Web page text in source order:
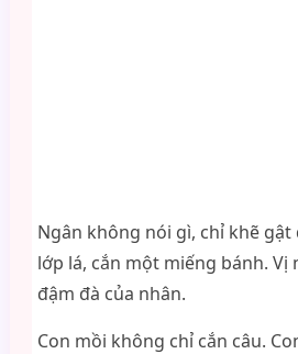
Ngân không nói gì, chỉ khẽ
lớp lá, cắn một miếng bánh. Vị
đậm đà của nhân.
Con mồi không chỉ cắn câu.